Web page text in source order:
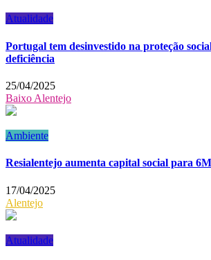
Atualidade
Portugal tem desinvestido na proteção
deficiência
25/04/2025
Baixo Alentejo
Ambiente
Resialentejo aumenta capital social para
17/04/2025
Alentejo
Atualidade